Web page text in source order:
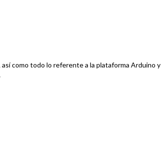
como todo lo referente a la plataforma Arduino y